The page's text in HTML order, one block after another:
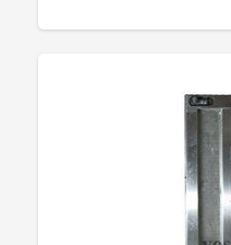
платформи —